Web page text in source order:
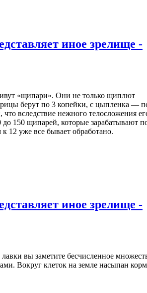
иное зрелище -
«щипари». Они не только щиплют
берут по 3 копейки, с цыпленка —
вследствие нежного телосложения
150 щипарей, которые зарабатывают
12 уже все бывает обработано.
иное зрелище -
вы заметите бесчисленное
Вокруг клеток на земле насыпан